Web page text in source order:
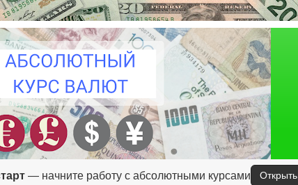
— начните работу с абсолютными курсами Открыть